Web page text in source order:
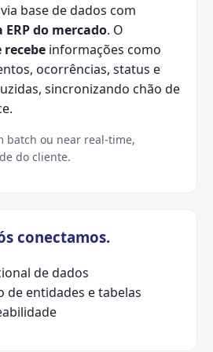
base de dados com
do mercado. O
recebe informações como
ocorrências, status e
sincronizando chão de
batch ou near real-time,
do cliente.
conectamos.
de dados
de entidades e tabelas